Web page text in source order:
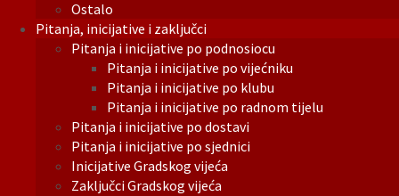
Ostalo
Pitanja, inicijative i zaključci
Pitanja i inicijative po podnosiocu
Pitanja i inicijative po vijećniku
Pitanja i inicijative po klubu
Pitanja i inicijative po radnom tijelu
Pitanja i inicijative po dostavi
Pitanja i inicijative po sjednici
Inicijative Gradskog vijeća
Zaključci Gradskog vijeća